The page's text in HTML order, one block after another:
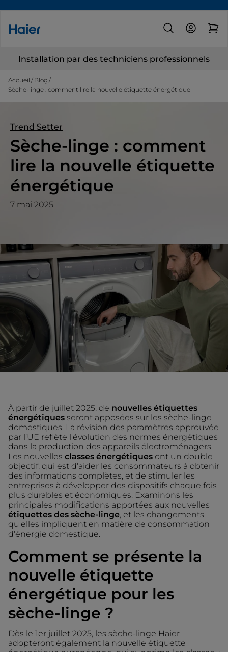
Installation par des techniciens professionnels
Accueil
Blog
Sèche-linge : comment lire la nouvelle étiquette énergétique
Trend Setter
Sèche-linge : comment
lire la nouvelle étiquette
énergétique
7 mai 2025
À partir de juillet 2025, de nouvelles étiquettes
énergétiques seront apposées sur les sèche-linge
domestiques. La révision des paramètres approuvée
par l’UE reflète l'évolution des normes énergétiques
dans la production des appareils électroménagers.
Les nouvelles classes énergétiques ont un double
objectif, qui est d'aider les consommateurs à obtenir
des informations complètes, et de stimuler les
entreprises à développer des dispositifs chaque fois
plus durables et économiques. Examinons les
principales modifications apportées aux nouvelles
étiquettes des sèche-linge , et les changements
qu'elles impliquent en matière de consommation
d'énergie domestique.
Comment se présente la
nouvelle étiquette
énergétique pour les
sèche-linge ?
Dès le 1er juillet 2025, les sèche-linge Haier
adopteront également la nouvelle étiquette